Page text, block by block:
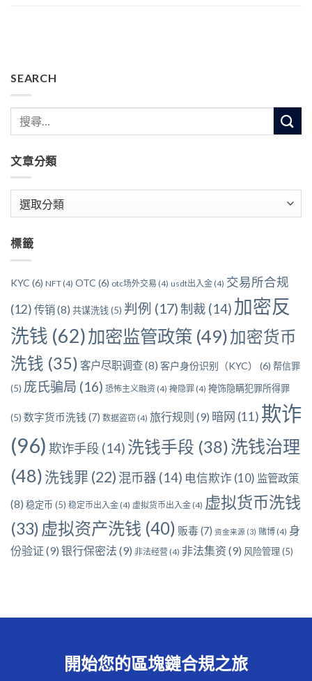
SEARCH
文章分類
類
標籤
KYC (6) NFT (4) OTC (6) otc场外交易 (4) usdt出入金 (4) 交易所合规
(12) 传销(8) 共谋洗钱(5) 判例 (17)制裁 (14) 加密反
洗钱 (62)加密监管政策 (49)加密货币
洗钱 (35) 客户尽职调查(8) 客户身份识别（KYC） (6) 帮信罪
(5) 庞氏骗局 (16) 恐怖主义融资 (4) 掩隐罪 (4) 掩饰隐瞒犯罪所得罪
(5) 数字货币洗钱 (7) 数据盗窃 (4) 旅行规则 (9) 暗网 (11) 欺诈
(96) 欺诈手段 (14) 洗钱手段 (38)洗钱治理
(48) 洗钱罪 (22) 混币器 (14) 电信欺诈 (10) 监管政策
(8) 稳定币 (5) 稳定币出入金 (4) 虚拟货币出入金 (4) 虚拟货币洗钱
(33) 虚拟资产洗钱 (40) 贩毒 (7) 资金来源 (3) 赌博 (4) 身
份验证 (9) 银行保密法 (9) 非法经营 (4) 非法集资 (9) 风险管理(5)
開始您的區塊鏈合規之旅